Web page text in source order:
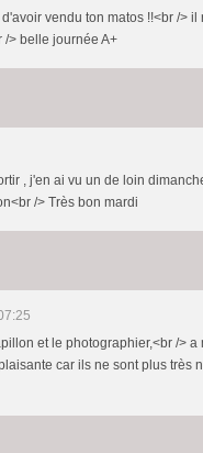
vendu ton matos !!<br />
> belle journée A+
, j'en ai vu un de loin
/> Très bon mardi
et le photographier,<br />
car ils ne sont plus très